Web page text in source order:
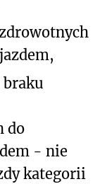
braku
do
- nie
kategorii